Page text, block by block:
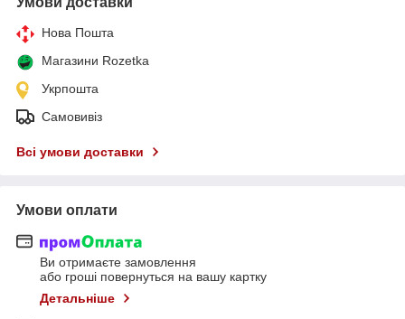
Нова Пошта
Магазини Rozetka
Укрпошта
Самовивіз
Всі умови доставки
Умови оплати
Ви отримаєте замовлення
або гроші повернуться на вашу картку
Детальніше